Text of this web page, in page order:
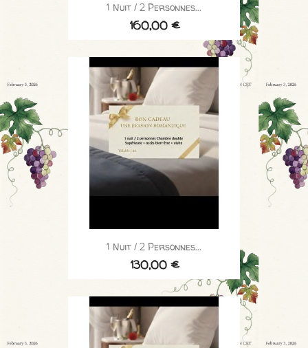
1 Nuit / 2 Personnes...
160,00 €
1 Nuit / 2 Personnes...
130,00 €